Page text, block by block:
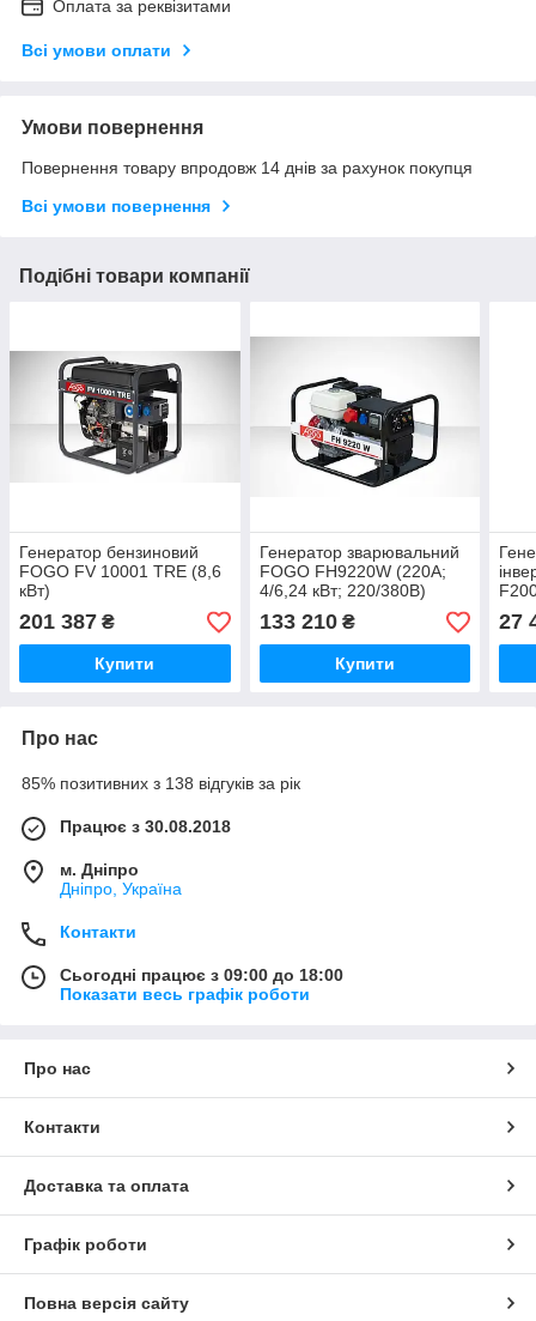
Оплата за реквізитами
Всі умови оплати
Умови повернення
Повернення товару впродовж 14 днів за рахунок покупця
Всі умови повернення
Подібні товари компанії
Генератор бензиновий
FOGO FV 10001 TRE (8,6
кВт)
201 387 ₴
Купити
Генератор зварювальний
FOGO FH9220W (220А;
4/6,24 кВт; 220/380В)
133 210₴
Купити
27
Про нас
85% позитивних з 138 відгуків за рік
Працює з 30.08.2018
м. Дніпро
Дніпро, Україна
Контакти
Сьогодні працює з 09:00 до 18:00
Показати весь графік роботи
Про нас
Контакти
Доставка та оплата
Графік роботи
Повна версія сайту